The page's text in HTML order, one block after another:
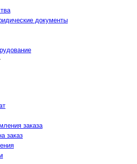
документы
заказа
заказ